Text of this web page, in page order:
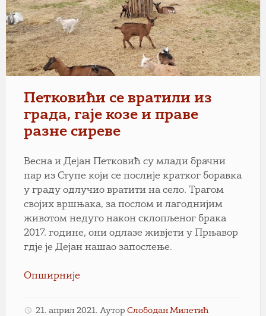
Петковићи се вратили из
града, гаје козе и праве
разне сиреве
Весна и Дејан Петковић су млади брачни
пар из Ступе који се послије кратког боравка
у граду одлучио вратити на село. Трагом
својих вршњака, за послом и лагоднијим
животом недуго након склопљеног брака
2017. године, они одлазе живјети у Прњавор
гдје је Дејан нашао запослење.
Опширније
21. април 2021. Аутор Слободан Милетић